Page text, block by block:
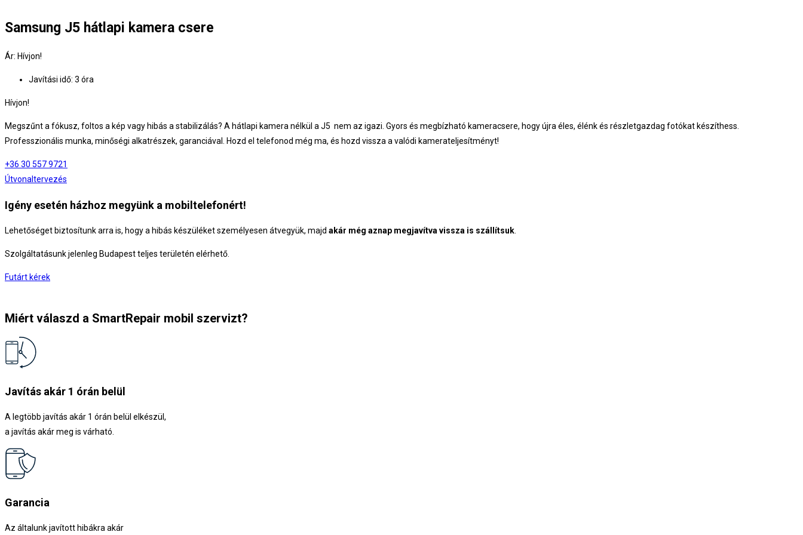
Samsung J5 hátlapi kamera csere
Ár: Hívjon!
Javítási idő: 3 óra
Hívjon!
Megszűnt a fókusz, foltos a kép vagy hibás a stabilizálás? A hátlapi kamera nélkül a J5 nem az igazi. Gyors és megbízható kameracsere, hogy újra éles, élénk és részletgazdag fotókat készíthess.
Professzionális munka, minőségi alkatrészek, garanciával. Hozd el telefonod még ma, és hozd vissza a valódi kamerateljesítményt!
+36 30 557 9721
Útvonaltervezés
Igény esetén házhoz megyünk a mobiltelefonért!
Lehetőséget biztosítunk arra is, hogy a hibás készüléket személyesen átvegyük, majd akár még aznap megjavítva vissza is szállítsuk.
Szolgáltatásunk jelenleg Budapest teljes területén elérhető.
Futárt kérek
Miért válaszd a SmartRepair mobil szervizt?
Javítás akár 1 órán belül
A legtöbb javítás akár 1 órán belül elkészül,
a javítás akár meg is várható.
Garancia
Az általunk javított hibákra akár